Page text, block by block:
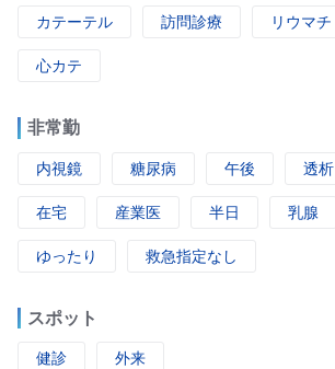
カテーテル 訪問診療 リウマチ
心カテ
非常勤
内視鏡 糖尿病 午後 透析
在宅 産業医 半日 乳腺
ゆったり 救急指定なし
スポット
健診 外来